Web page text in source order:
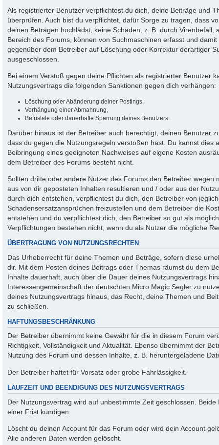
Als registrierter Benutzer verpflichtest du dich, deine Beiträge und
überprüfen. Auch bist du verpflichtet, dafür Sorge zu tragen, dass
deinen Beträgen hochlädst, keine Schäden, z. B. durch
Bereich des Forums, können von Suchmaschinen erfasst und
gegenüber dem Betreiber auf Löschung oder Korrektur derartiger
ausgeschlossen.
Bei einem Verstoß gegen deine Pflichten als registrierter Benutzer
Nutzungsvertrags die folgenden Sanktionen gegen dich verhängen:
Löschung oder Abänderung deiner Postings,
Verhängung einer Abmahnung,
Befristete oder dauerhafte Sperrung deines Benutzers.
Darüber hinaus ist der Betreiber auch berechtigt, deinen Benutzer
dass du gegen die Nutzungsregeln verstoßen hast. Du kannst dies
Beibringung eines geeigneten Nachweises auf eigene Kosten
dem Betreiber des Forums besteht nicht.
Sollten dritte oder andere Nutzer des Forums den Betreiber
aus von dir geposteten Inhalten resultieren und / oder aus der
durch dich entstehen, verpflichtest du dich, den Betreiber von
Schadensersatzansprüchen freizustellen und dem Betreiber die
entstehen und du verpflichtest dich, den Betreiber so gut als
Verpflichtungen bestehen nicht, wenn du als Nutzer die mögliche
ÜBERTRAGUNG VON NUTZUNGSRECHTEN
Das Urheberrecht für deine Themen und Beträge, sofern diese
dir. Mit dem Posten deines Beitrags oder Themas räumst du dem
Inhalte dauerhaft, auch über die Dauer deines Nutzungsvertrags
Interessengemeinschaft der deutschten Micro Magic Segler zu
deines Nutzungsvertrags hinaus, das Recht, deine Themen und
zu schließen.
HAFTUNGSBESCHRÄNKUNG
Der Betreiber übernimmt keine Gewähr für die in diesem Forum
Richtigkeit, Vollständigkeit und Aktualität. Ebenso übernimmt der
Nutzung des Forum und dessen Inhalte, z. B. heruntergeladene
Der Betreiber haftet für Vorsatz oder grobe Fahrlässigkeit.
LAUFZEIT UND BEENDIGUNG DES NUTZUNGSVERTRAGS
Der Nutzungsvertrag wird auf unbestimmte Zeit geschlossen.
einer Frist kündigen.
Löscht du deinen Account für das Forum oder wird dein Account
Alle anderen Daten werden gelöscht.